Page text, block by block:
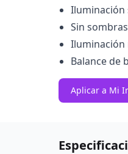
Iluminación
Sin
Balance de
Aplicar a Mi